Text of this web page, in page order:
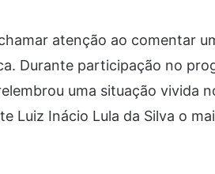
atenção ao comentar
Durante participação no
uma situação vivida
Luiz Inácio Lula da Silva o